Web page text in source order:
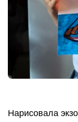
Нарисовала